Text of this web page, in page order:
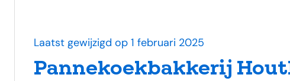
Pannekoekbakkerij
Laatst gewijzigd op 1 februari 2025